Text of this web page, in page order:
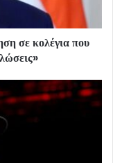
σε κολέγια που